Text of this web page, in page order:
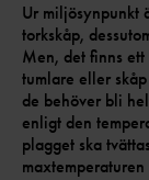
Ur miljösynpunkt
torkskåp,
Men, det finns
tumlare eller
de behöver bli
enligt den
plagget ska